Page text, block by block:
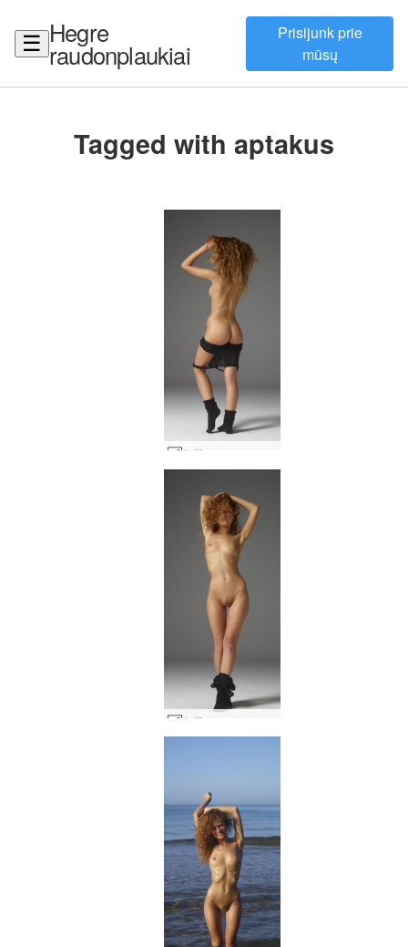
☰ Hegre
raudonplaukiai
Prisijunk prie
mūsų
Tagged with aptakus